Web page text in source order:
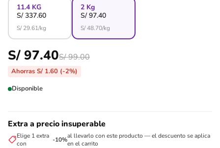
11.4 KG
S/337.60
S/29.61/kg
2 Kg
S/97.40
S/48.70/kg
S/ 97.40S/ 99.00
Ahorras S/ 1.60 (-2%)
Disponible
Extra a precio insuperable
Elige 1 extra
con
-10%al llevarlo con este producto — el descuento se aplica
en el carrito